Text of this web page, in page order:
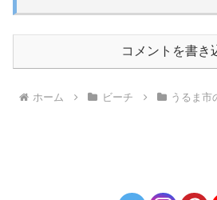
コメントを書き
ホーム ビーチ うるま市